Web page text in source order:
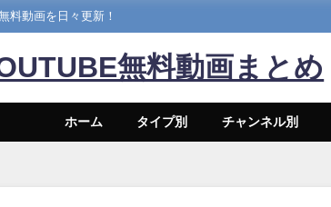
料動画を日々更新！
無料動画まとめ
ホーム タイプ別 チャンネル別